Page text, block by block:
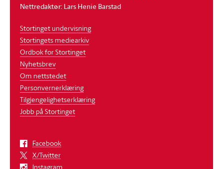
Nettredaktør: Lars Henie Barstad
Stortinget undervisning
Stortingets mediearkiv
Ordbok for Stortinget
Nyhetsbrev
Om nettstedet
Personvernerklæring
Tilgjengelighetserklæring
Jobb på Stortinget
Facebook
X/Twitter
Instagram